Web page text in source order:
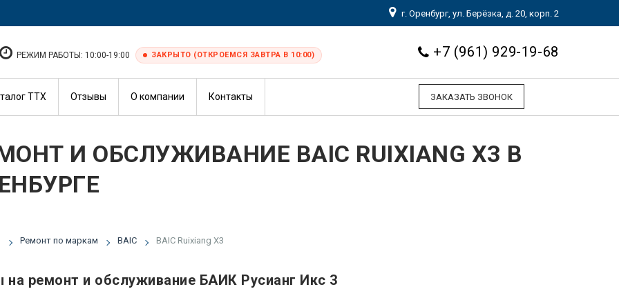
г. Оренбург, ул. Берёзка, д. 20, корп. 2
+7 (961) 929-19-68
РЕЖИМ РАБОТЫ: 10:00-19:00 ЗАКРЫТО (ОТКРОЕМСЯ ЗАВТРА В 10:00)
ЗАКАЗАТЬ ЗВОНОК
ТТХ Отзывы О компании Контакты
И ОБСЛУЖИВАНИЕ BAIC RUIXIANG X3 В
Ремонт по маркам BAIC BAIC Ruixiang X3
на ремонт и обслуживание БАИК Русианг Икс 3